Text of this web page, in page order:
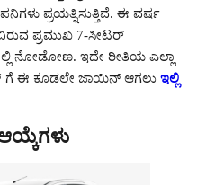
ಪ್ರಯತ್ನಿಸುತ್ತಿವೆ. ಈ ವರ್ಷ
ಪ್ರಮುಖ 7-ಸೀಟರ್
ನೋಡೋಣ. ಇದೇ ರೀತಿಯ ಎಲ್ಲಾ
ಗೆ ಈ ಕೂಡಲೇ ಜಾಯಿನ್ ಆಗಲು ಇಲ್ಲಿ